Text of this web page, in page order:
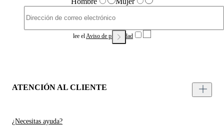
lee elAviso de privacidad
ATENCIÓN AL CLIENTE
¿Necesitas ayuda?